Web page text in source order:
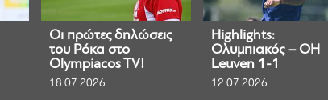
Οι πρώτες δηλώσεις
του Ρόκα στο
Olympiacos TV!
18.07.2026
Highlights:
Ολυμπιακός – OH
Leuven 1-1
12.07.2026